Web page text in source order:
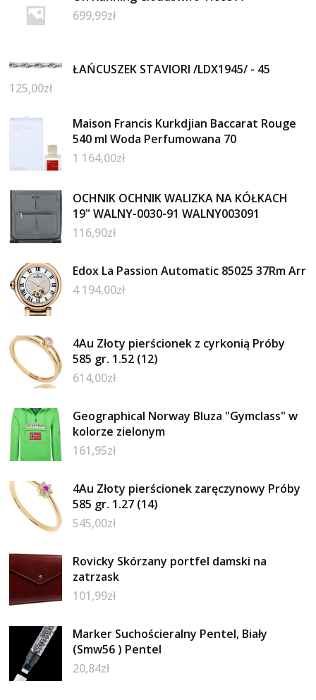
699,99zł
ŁAŃCUSZEK STAVIORI /LDX1945/ - 45
125,00zł
Maison Francis Kurkdjian Baccarat Rouge
540 ml Woda Perfumowana 70
1 164,00zł
OCHNIK OCHNIK WALIZKA NA KÓŁKACH
19" WALNY-0030-91 WALNY003091
116,90zł
Edox La Passion Automatic 85025 37Rm Arr
4 194,00zł
4Au Złoty pierścionek z cyrkonią Próby
585 gr. 1.52 (12)
614,00zł
Geographical Norway Bluza "Gymclass" w
kolorze zielonym
161,95zł
4Au Złoty pierścionek zaręczynowy Próby
585 gr. 1.27 (14)
545,00zł
Rovicky Skórzany portfel damski na
zatrzask
101,99zł
Marker Suchościeralny Pentel, Biały
(Smw56 ) Pentel
20,84zł